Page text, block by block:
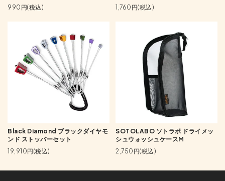
990円(税込)
1,760円(税込)
Black Diamond ブラックダイヤモ
ンド ストッパーセット
19,910円(税込)
SOTOLABO ソトラボ ドライメッ
シュウォッシュケースM
2,750円(税込)